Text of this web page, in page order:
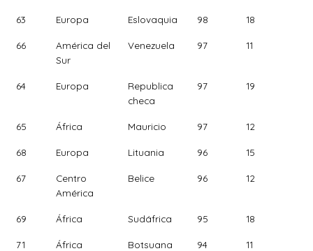
63 Europa Eslovaquia 98 18
66
América del
Sur
Venezuela 97 11
64 Europa
Republica
checa
97 19
65 África Mauricio 97 12
68 Europa Lituania 96 15
67
Centro
América
Belice 96 12
69 África Sudáfrica 95 18
71 África Botsuana 94 11